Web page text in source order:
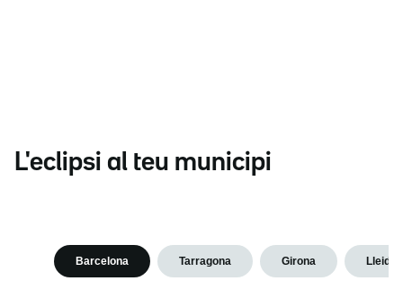
L'eclipsi al teu municipi
Barcelona Tarragona Girona Lleida